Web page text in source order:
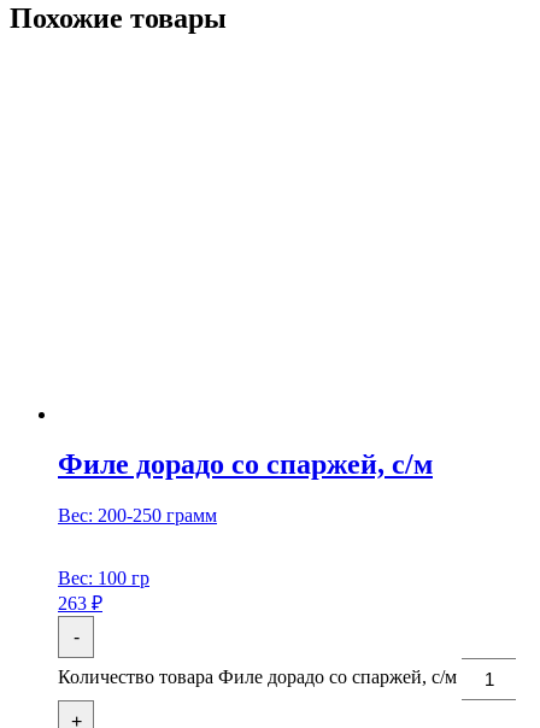
Похожие товары
Филе дорадо со спаржей, с/м
Вес: 200-250 грамм
Вес: 100 гр
263 ₽
-
Количество товара Филе дорадо со спаржей, с/м
+